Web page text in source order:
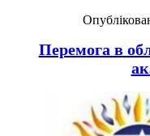
Перемога в